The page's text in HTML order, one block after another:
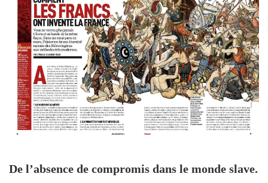
De l’absence de compromis dans le monde slave.